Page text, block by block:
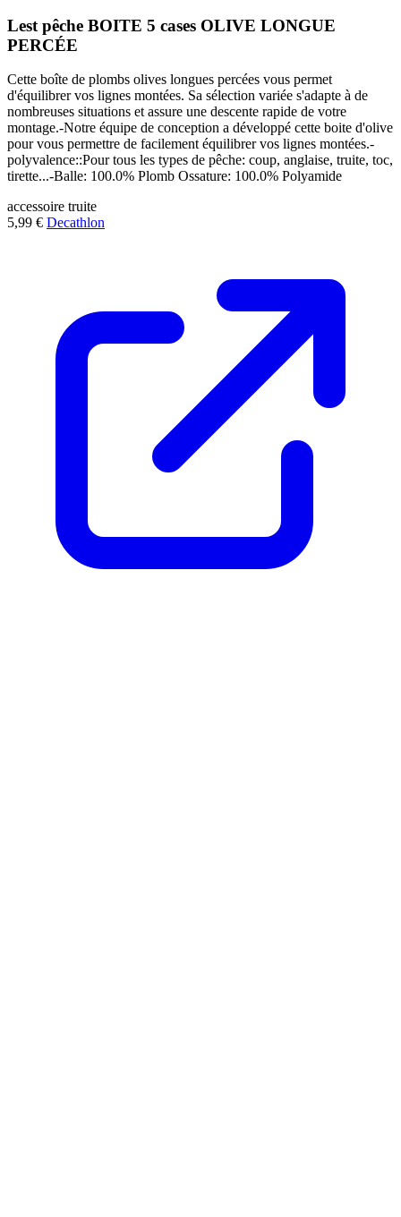
Lest pêche BOITE 5 cases OLIVE LONGUE
PERCÉE
Cette boîte de plombs olives longues percées vous permet
d'équilibrer vos lignes montées. Sa sélection variée s'adapte à de
nombreuses situations et assure une descente rapide de votre
montage.-Notre équipe de conception a développé cette boite d'olive
pour vous permettre de facilement équilibrer vos lignes montées.-
polyvalence::Pour tous les types de pêche: coup, anglaise, truite, toc,
tirette...-Balle: 100.0% Plomb Ossature: 100.0% Polyamide
accessoire truite
5,99 € Decathlon